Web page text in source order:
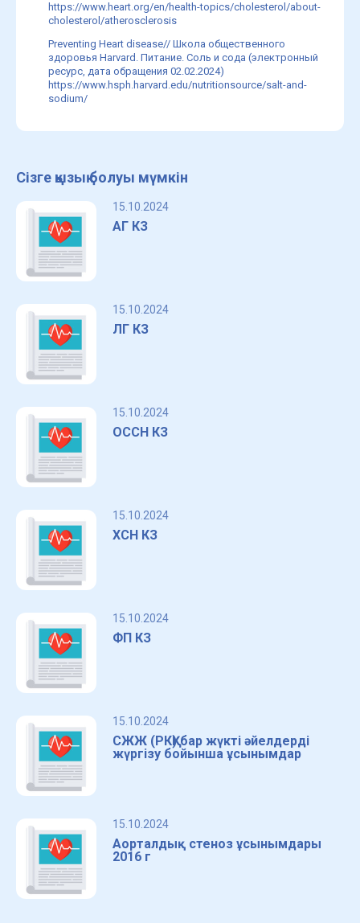
https://www.heart.org/en/health-topics/cholesterol/about-
cholesterol/atherosclerosis
Preventing Heart disease// Школа общественного
здоровья Harvard. Питание. Соль и сода (электронный
ресурс, дата обращения 02.02.2024)
https://www.hsph.harvard.edu/nutritionsource/salt-and-
sodium/
Сізге қызық болуы мүмкін
15.10.2024
АГ КЗ
15.10.2024
ЛГ КЗ
15.10.2024
ОССН КЗ
15.10.2024
ХСН КЗ
15.10.2024
ФП КЗ
15.10.2024
СЖЖ (РКҚ) бар жүкті әйелдерді
жүргізу бойынша ұсынымдар
15.10.2024
Аорталдық стеноз ұсынымдары
2016 г